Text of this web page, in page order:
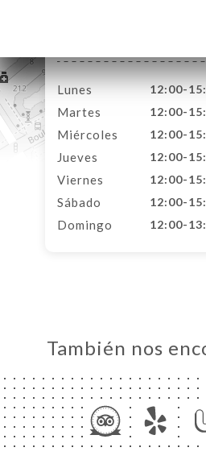
Lunes 12:00-
Martes 12:00-
Miércoles 12:00-
Jueves 12:00-
Viernes 12:00-
Sábado 12:00-
Domingo 12:00-
También nos